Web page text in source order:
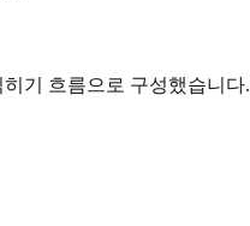
기 흐름으로 구성했습니다.